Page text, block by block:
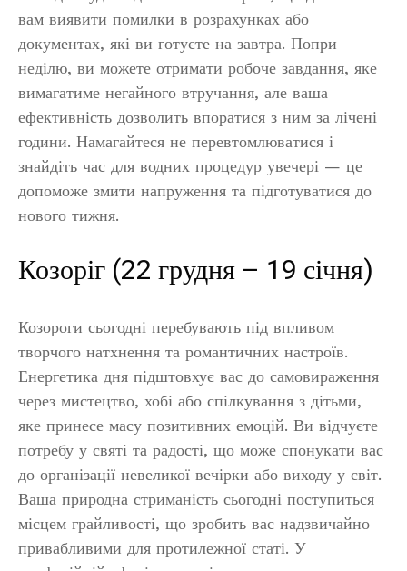
вам виявити помилки в розрахунках або
документах, які ви готуєте на завтра. Попри
неділю, ви можете отримати робоче завдання, яке
вимагатиме негайного втручання, але ваша
ефективність дозволить впоратися з ним за лічені
години. Намагайтеся не перевтомлюватися і
знайдіть час для водних процедур увечері — це
допоможе змити напруження та підготуватися до
нового тижня.
Козоріг (22 грудня – 19 січня)
Козороги сьогодні перебувають під впливом
творчого натхнення та романтичних настроїв.
Енергетика дня підштовхує вас до самовираження
через мистецтво, хобі або спілкування з дітьми,
яке принесе масу позитивних емоцій. Ви відчуєте
потребу у святі та радості, що може спонукати вас
до організації невеликої вечірки або виходу у світ.
Ваша природна стриманість сьогодні поступиться
місцем грайливості, що зробить вас надзвичайно
привабливими для протилежної статі. У